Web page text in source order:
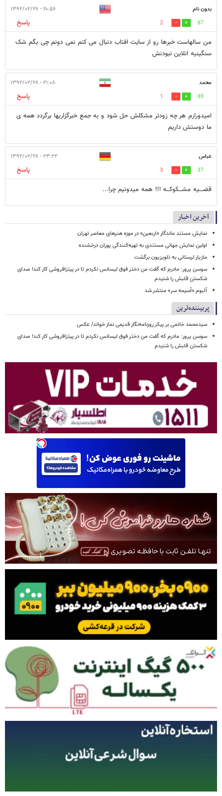
بدون نام ۲۰:۵۶ - ۱۳۹۲/۰۲/۲۸
67
2
پاسخ
من سالهاست خبرها رو از سایت افتاب دنبال می کنم نمی دونم چی بگم شک
سنگینیه انلاین نبودنش
محمد ۲۱:۰۸ - ۱۳۹۲/۰۲/۲۸
69
1
پاسخ
امیدورارم هر چه زودتر مشکلش حل شود و به جمع خبرگزاریها برگردد همه ی
ما دوستش داریم
عباس ۲۳:۲۲ - ۱۳۹۲/۰۲/۲۸
37
3
پاسخ
قضــــیه مشـــکوکـــه !!! همه میدونیم چرا...
آخرین اخبار
نمایش مستند ماندگار «اربعین» در موزه هنرهای معاصر تهران
اولین نمایش جهانی مستندی به تهیه‌کنندگی پوران درخشنده
مازیار لرستانی به تلویزیون برگشت
سوسن پرور: مادرم که گفت من دختر فوق‌ لیسانس نکردم تا در پیتزافروشی کار کند! صدای
شکستن قلبش را شنیدم
آلبوم «آسیمه سر» منتشر شد
پربیننده‌ترین
سیدمحمد خاتمی بر پیکر روزنامه‌نگار قدیمی نماز خواند/ عکس
سوسن پرور: مادرم که گفت من دختر فوق‌ لیسانس نکردم تا در پیتزافروشی کار کند! صدای
شکستن قلبش را شنیدم